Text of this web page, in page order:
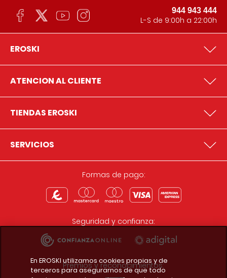
944 943 444
L-S de 9:00h a 22:00h
EROSKI
ATENCION AL CLIENTE
TIENDAS EROSKI
SERVICIOS
Formas de pago:
Seguridad y confianza:
Premios y reconocimientos:
En EROSKI utilizamos cookies propias y de
terceros para asegurarnos de que todo